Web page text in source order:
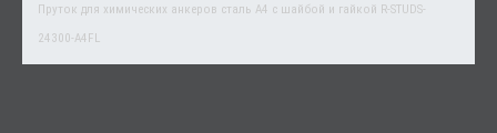
Пруток для химических анкеров сталь А4 с шайбой и гайкой R-STUDS-
24300-A4FL